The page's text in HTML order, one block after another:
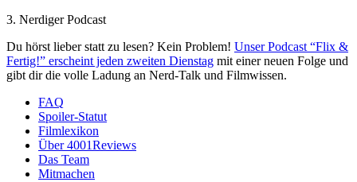
3. Nerdiger Podcast
Du hörst lieber statt zu lesen? Kein Problem! Unser Podcast “Flix &
Fertig!” erscheint jeden zweiten Dienstag mit einer neuen Folge und
gibt dir die volle Ladung an Nerd-Talk und Filmwissen.
FAQ
Spoiler-Statut
Filmlexikon
Über 4001Reviews
Das Team
Mitmachen